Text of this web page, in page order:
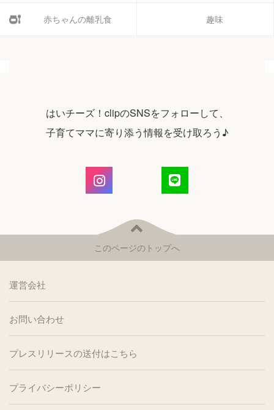
赤ちゃんの離乳食 趣味
はいチーズ！clipのSNSをフォローして、
子育てママに寄り添う情報を受け取ろう♪
このページのトップへ
運営会社
お問い合わせ
プレスリリースの送付はこちら
プライバシーポリシー